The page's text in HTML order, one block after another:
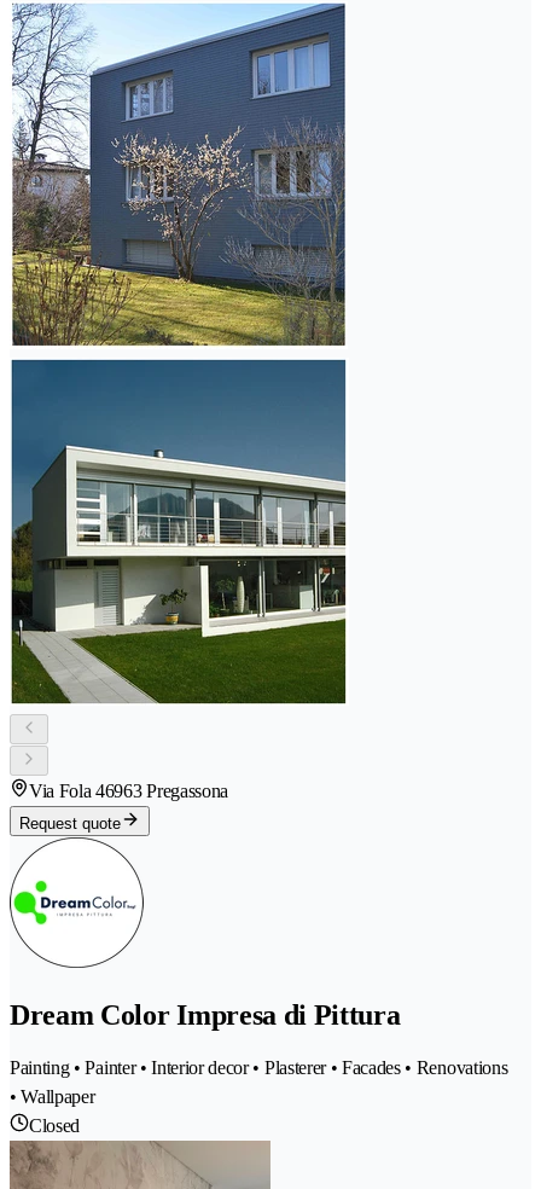
Via Fola 46963 Pregassona
Request quote
Dream Color Impresa di Pittura
Painting • Painter • Interior decor • Plasterer • Facades • Renovations
• Wallpaper
Closed